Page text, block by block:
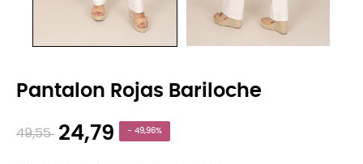
Pantalon Rojas Bariloche
49,55 24,79 - 49,96%